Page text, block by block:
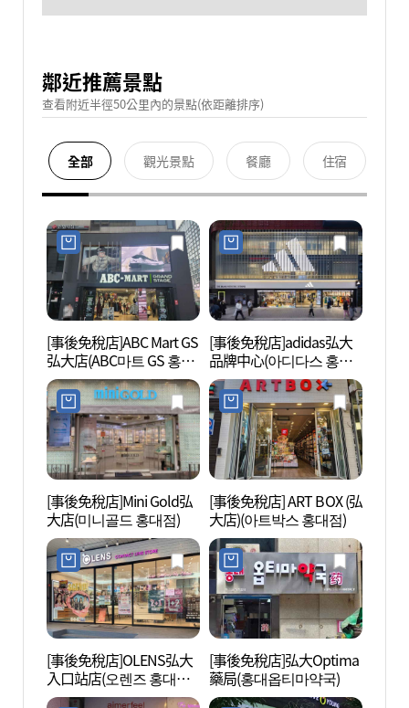
鄰近推薦景點
查看附近半徑50公里內的景點(依距離排序)
全部 觀光景點 餐廳 住宿
[事後免稅店]ABC Mart GS
弘大店(ABC마트 GS 홍대
점)
[事後免稅店]adidas弘大
品牌中心(아디다스 홍대
브랜드 센터)
[事後免稅店]Mini Gold弘
大店(미니골드 홍대점)
[事後免稅店] ART BOX (弘
大店)(아트박스 홍대점)
[事後免稅店]OLENS弘大
入口站店(오렌즈 홍대입
구역점)
[事後免稅店]弘大Optima
藥局(홍대옵티마약국)